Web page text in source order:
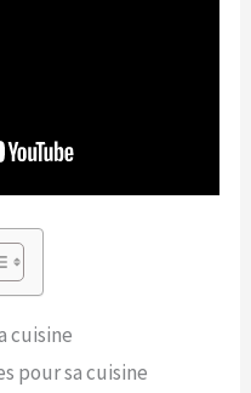
cuisine
pour sa cuisine